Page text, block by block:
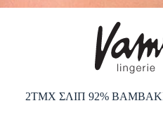
2ΤΜΧ ΣΛΙΠ 92%